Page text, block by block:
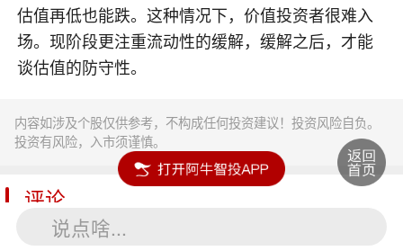
估值再低也能跌。这种情况下，价值投资者很难入
场。现阶段更注重流动性的缓解，缓解之后，才能
谈估值的防守性。
内容如涉及个股仅供参考，不构成任何投资建议！投资风险自负。
投资有风险，入市须谨慎。
评论
说点啥...